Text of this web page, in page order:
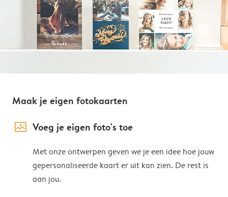
Maak je eigen fotokaarten
image_placeholder Voeg je eigen foto's toe
Met onze ontwerpen geven we je een idee hoe jouw
gepersonaliseerde kaart er uit kan zien. De rest is
aan jou.